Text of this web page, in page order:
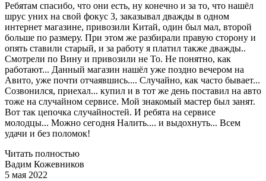
Ребятам спасибо, что они есть, ну конечно и за то, что нашёл
шрус уних на свой фокус 3, заказывал дважды в одном
интернет магазине, привозили Китай, один был мал, второй
больше по размеру. При этом же разбирали правую сторону и
опять ставили старый, и за работу я платил также дважды..
Смотрели по Вину и привозили не То. Не понятно, как
работают... Данный магазин нашёл уже поздно вечером на
Авито, уже почти отчаявшись.... Случайно, как часто бывает...
Созвонился, приехал... купил и в тот же день поставил на авто
тоже на случайном сервисе. Мой знакомый мастер был занят.
Вот так цепочка случайностей. И ребята на сервисе
молодцы... Можно сегодня Налить.... и выдохнуть... Всем
удачи и без поломок!
Читать полностью
Вадим Кожевников
5 мая 2022